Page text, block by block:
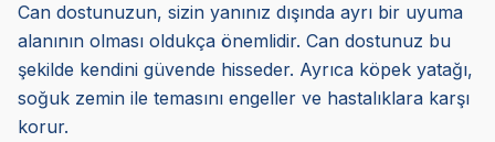
Can dostunuzun, sizin yanınız dışında ayrı bir uyuma
alanının olması oldukça önemlidir. Can dostunuz bu
şekilde kendini güvende hisseder. Ayrıca köpek yatağı,
soğuk zemin ile temasını engeller ve hastalıklara karşı
korur.